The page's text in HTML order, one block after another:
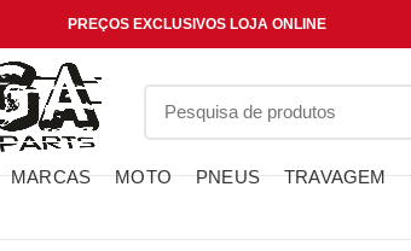
PREÇOS EXCLUSIVOS LOJA ONLINE
MARCAS MOTO PNEUS TRAVAGEM